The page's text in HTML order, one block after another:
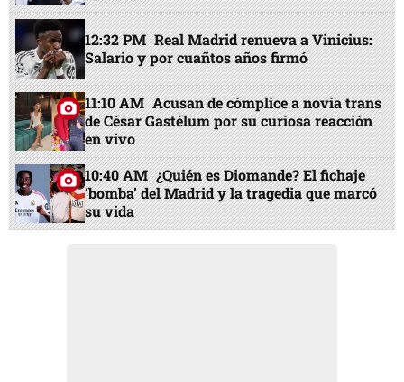
12:32 PM Real Madrid renueva a Vinicius:
Salario y por cuañtos años firmó
11:10 AM Acusan de cómplice a novia trans
de César Gastélum por su curiosa reacción
en vivo
10:40 AM ¿Quién es Diomande? El fichaje
‘bomba’ del Madrid y la tragedia que marcó
su vida